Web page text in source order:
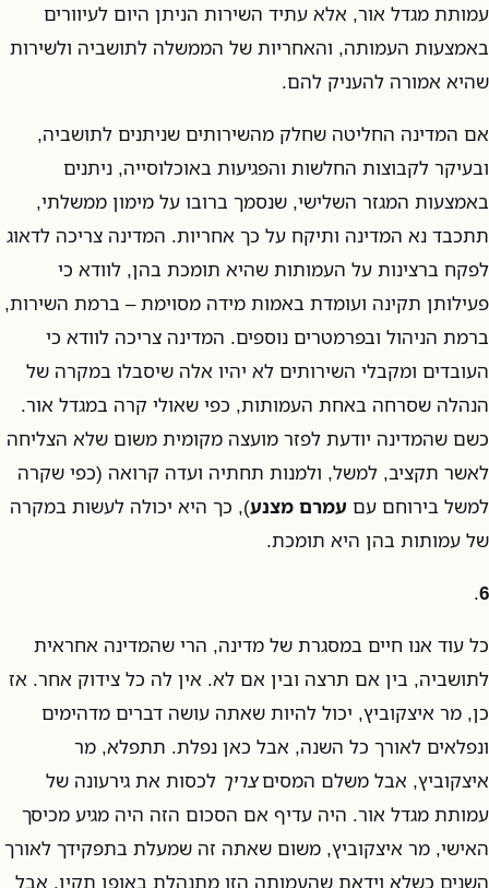
עמותת מגדל אור, אלא עתיד השירות הניתן היום לעיוורים
באמצעות העמותה, והאחריות של הממשלה לתושביה ולשירות
שהיא אמורה להעניק להם.
אם המדינה החליטה שחלק מהשירותים שניתנים לתושביה,
ובעיקר לקבוצות החלשות והפגיעות באוכלוסייה, ניתנים
באמצעות המגזר השלישי, שנסמך ברובו על מימון ממשלתי,
תתכבד נא המדינה ותיקח על כך אחריות. המדינה צריכה לדאוג
לפקח ברצינות על העמותות שהיא תומכת בהן, לוודא כי
פעילותן תקינה ועומדת באמות מידה מסוימת – ברמת השירות,
ברמת הניהול ובפרמטרים נוספים. המדינה צריכה לוודא כי
העובדים ומקבלי השירותים לא יהיו אלה שיסבלו במקרה של
הנהלה שסרחה באחת העמותות, כפי שאולי קרה במגדל אור.
כשם שהמדינה יודעת לפזר מועצה מקומית משום שלא הצליחה
לאשר תקציב, למשל, ולמנות תחתיה ועדה קרואה (כפי שקרה
למשל בירוחם עם עמרם מצנע), כך היא יכולה לעשות במקרה
של עמותות בהן היא תומכת.
6
.
כל עוד אנו חיים במסגרת של מדינה, הרי שהמדינה אחראית
לתושביה, בין אם תרצה ובין אם לא. אין לה כל צידוק אחר. אז
כן, מר איצקוביץ, יכול להיות שאתה עושה דברים מדהימים
ונפלאים לאורך כל השנה, אבל כאן נפלת. תתפלא, מר
איצקוביץ, אבל משלם המסיםצריך לכסות את גירעונה של
עמותת מגדל אור. היה עדיף אם הסכום הזה היה מגיע מכיסך
האישי, מר איצקוביץ, משום שאתה זה שמעלת בתפקידך לאורך
השנים כשלא וידאת שהעמותה הזו מתנהלת באופן תקין. אבל